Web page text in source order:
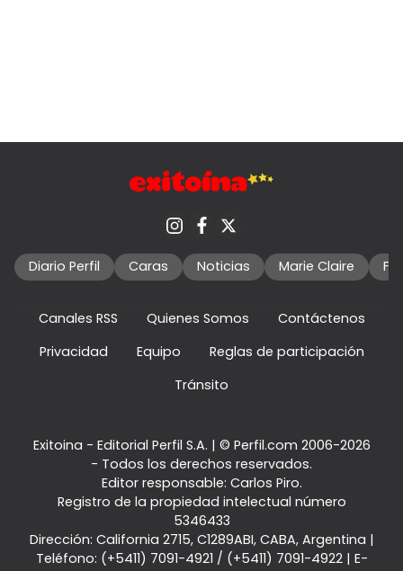
Diario Perfil Caras Noticias Marie Claire
Canales RSS Quienes Somos
Contáctenos
Privacidad
Equipo
Reglas de participación
Tránsito
Exitoina - Editorial Perfil S.A. | © Perfil.com 2006-2026
- Todos los derechos reservados.
Editor responsable: Carlos Piro.
Registro de la propiedad intelectual número
5346433
Dirección: California 2715, C1289ABI, CABA, Argentina |
Teléfono: (+5411) 7091-4921 / (+5411) 7091-4922| E-